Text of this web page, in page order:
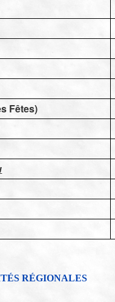
Fêtes)
RÉGIONALES